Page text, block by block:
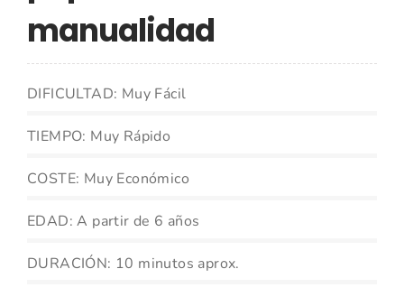
manualidad
DIFICULTAD: Muy Fácil
TIEMPO: Muy Rápido
COSTE: Muy Económico
EDAD: A partir de 6 años
DURACIÓN: 10 minutos aprox.